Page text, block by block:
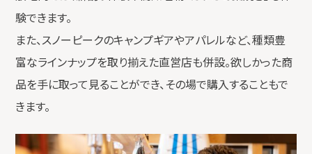
験できます。
また、スノーピークのキャンプギアやアパレルなど、種類豊
富なラインナップを取り揃えた直営店も併設。欲しかった商
品を手に取って見ることができ、その場で購入することもで
きます。